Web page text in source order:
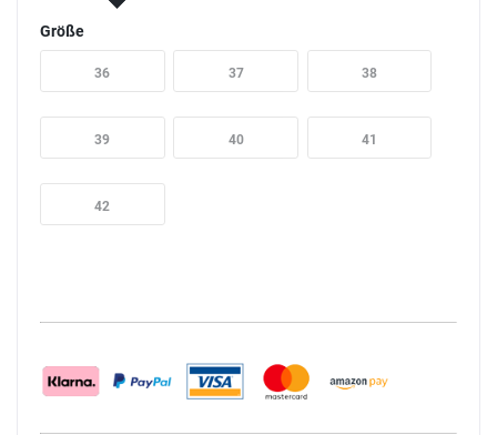
Größe
36 37 38
39 40 41
42